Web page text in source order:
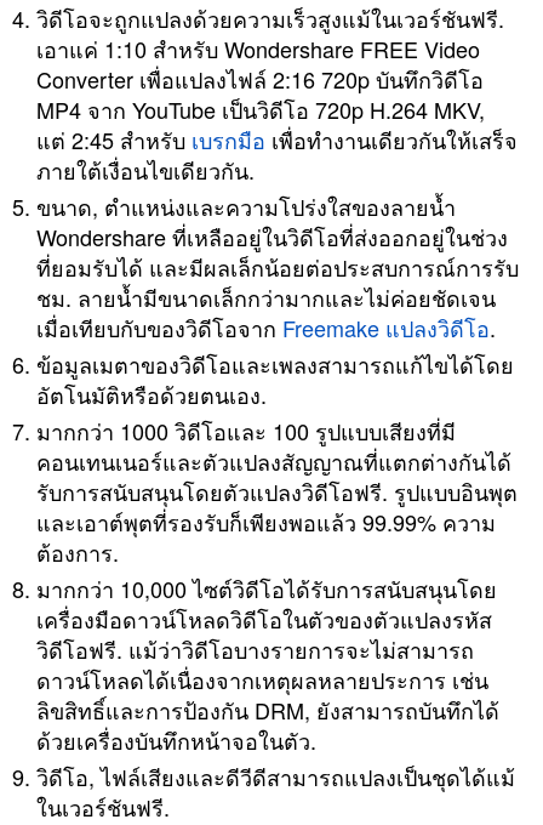
วิดีโอจะถูกแปลงด้วยความเร็วสูงแม้ในเวอร์ชันฟรี.
เอาแค่ 1:10 สำหรับ Wondershare FREE Video
Converter เพื่อแปลงไฟล์ 2:16 720p บันทึกวิดีโอ
MP4 จาก YouTube เป็นวิดีโอ 720p H.264 MKV,
แต่ 2:45 สำหรับ เบรกมือ เพื่อทำงานเดียวกันให้เสร็จ
ภายใต้เงื่อนไขเดียวกัน.
ขนาด, ตำแหน่งและความโปร่งใสของลายน้ำ
Wondershare ที่เหลืออยู่ในวิดีโอที่ส่งออกอยู่ในช่วง
ที่ยอมรับได้ และมีผลเล็กน้อยต่อประสบการณ์การรับ
ชม. ลายน้ำมีขนาดเล็กกว่ามากและไม่ค่อยชัดเจน
เมื่อเทียบกับของวิดีโอจาก Freemake แปลงวิดีโอ.
ข้อมูลเมตาของวิดีโอและเพลงสามารถแก้ไขได้โดย
อัตโนมัติหรือด้วยตนเอง.
มากกว่า 1000 วิดีโอและ 100 รูปแบบเสียงที่มี
คอนเทนเนอร์และตัวแปลงสัญญาณที่แตกต่างกันได้
รับการสนับสนุนโดยตัวแปลงวิดีโอฟรี. รูปแบบอินพุต
และเอาต์พุตที่รองรับก็เพียงพอแล้ว 99.99% ความ
ต้องการ.
มากกว่า 10,000 ไซต์วิดีโอได้รับการสนับสนุนโดย
เครื่องมือดาวน์โหลดวิดีโอในตัวของตัวแปลงรหัส
วิดีโอฟรี. แม้ว่าวิดีโอบางรายการจะไม่สามารถ
ดาวน์โหลดได้เนื่องจากเหตุผลหลายประการ เช่น
ลิขสิทธิ์และการป้องกัน DRM, ยังสามารถบันทึกได้
ด้วยเครื่องบันทึกหน้าจอในตัว.
วิดีโอ, ไฟล์เสียงและดีวีดีสามารถแปลงเป็นชุดได้แม้
ในเวอร์ชันฟรี.